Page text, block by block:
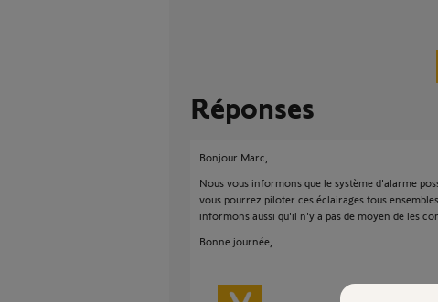
Réponses
Bonjour Marc,
Nous vous informons que le système d'alarme
vous pourrez piloter ces éclairages tous
informons aussi qu'il n'y a pas de moyen de les
Bonne journée,